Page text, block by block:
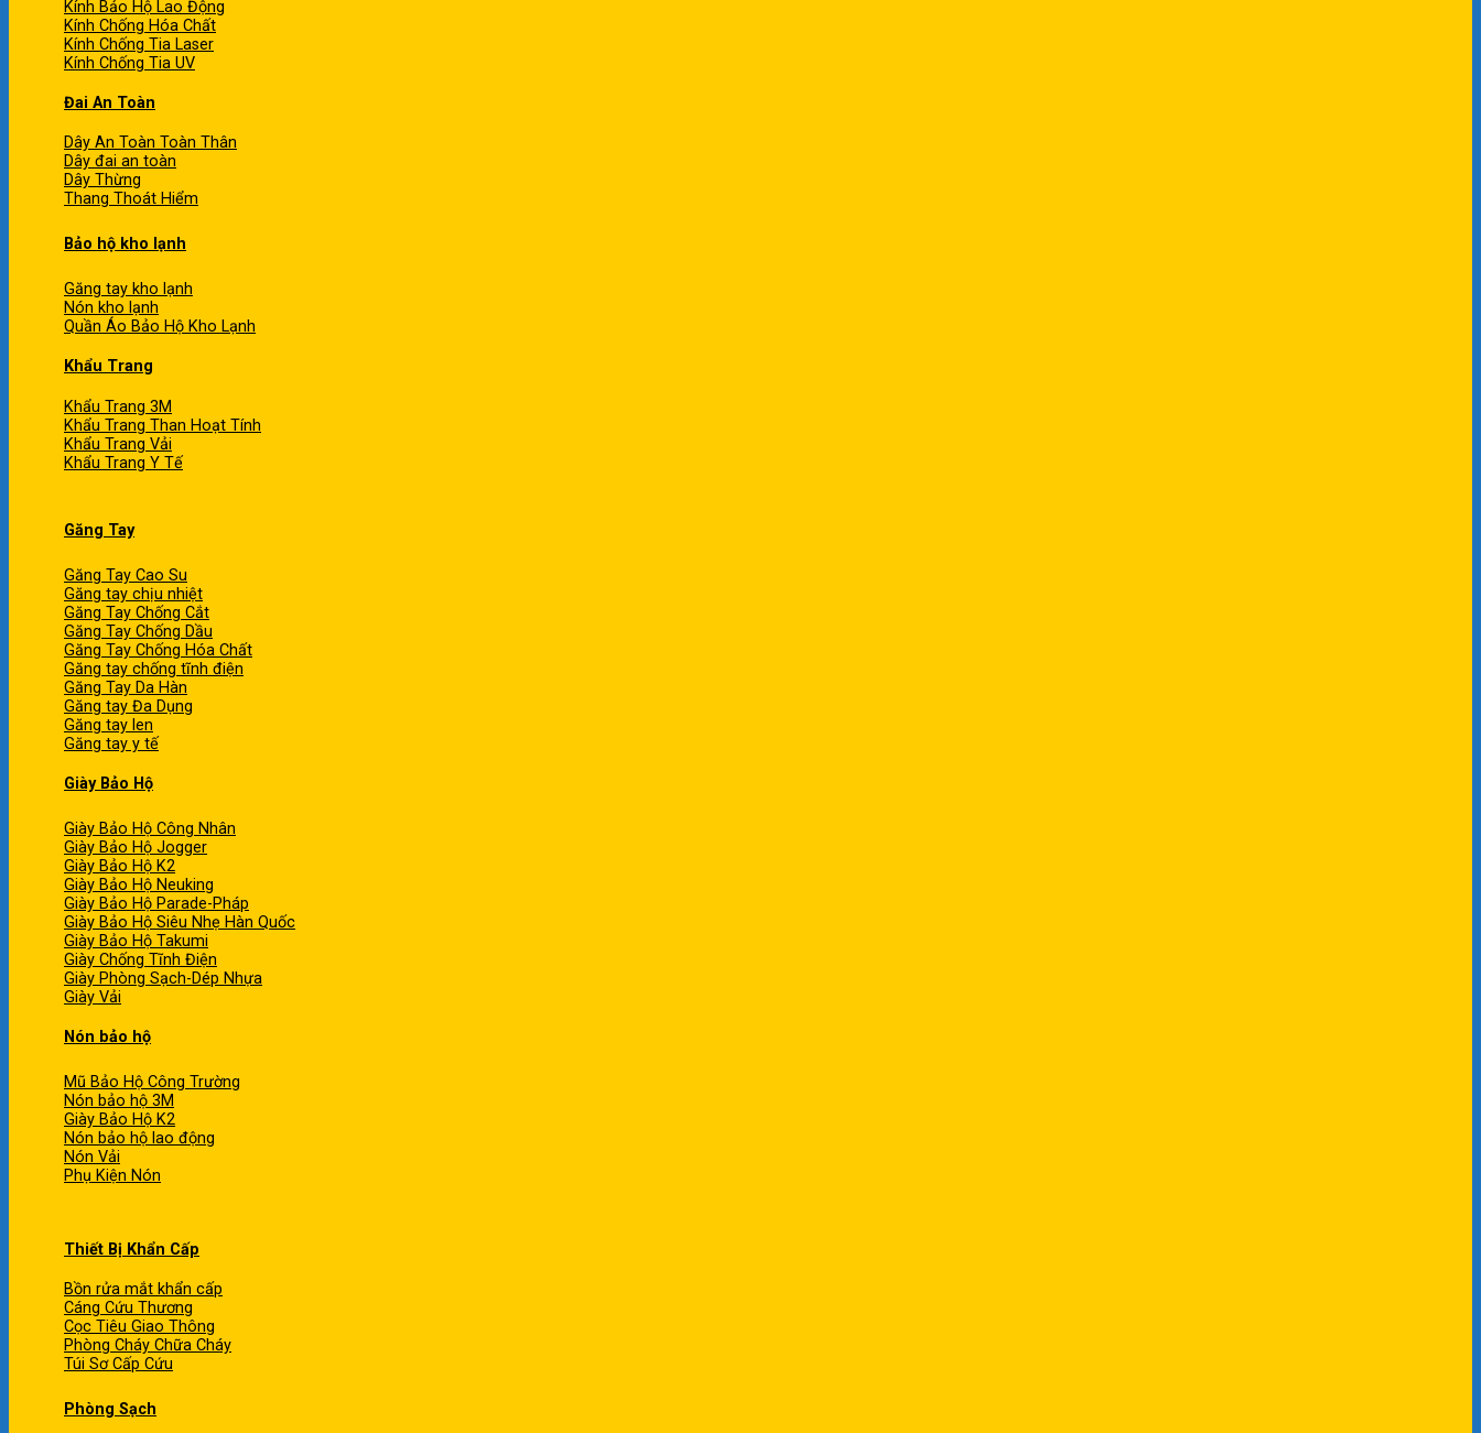
Kính Bảo Hộ Lao Động
Kính Chống Hóa Chất
Kính Chống Tia Laser
Kính Chống Tia UV
Đai An Toàn
Dây An Toàn Toàn Thân
Dây đai an toàn
Dây Thừng
Thang Thoát Hiểm
Bảo hộ kho lạnh
Găng tay kho lạnh
Nón kho lạnh
Quần Áo Bảo Hộ Kho Lạnh
Khẩu Trang
Khẩu Trang 3M
Khẩu Trang Than Hoạt Tính
Khẩu Trang Vải
Khẩu Trang Y Tế
Găng Tay
Găng Tay Cao Su
Găng tay chịu nhiệt
Găng Tay Chống Cắt
Găng Tay Chống Dầu
Găng Tay Chống Hóa Chất
Găng tay chống tĩnh điện
Găng Tay Da Hàn
Găng tay Đa Dụng
Găng tay len
Găng tay y tế
Giày Bảo Hộ
Giày Bảo Hộ Công Nhân
Giày Bảo Hộ Jogger
Giày Bảo Hộ K2
Giày Bảo Hộ Neuking
Giày Bảo Hộ Parade-Pháp
Giày Bảo Hộ Siêu Nhẹ Hàn Quốc
Giày Bảo Hộ Takumi
Giày Chống Tĩnh Điện
Giày Phòng Sạch-Dép Nhựa
Giày Vải
Nón bảo hộ
Mũ Bảo Hộ Công Trường
Nón bảo hộ 3M
Giày Bảo Hộ K2
Nón bảo hộ lao động
Nón Vải
Phụ Kiện Nón
Thiết Bị Khẩn Cấp
Bồn rửa mắt khẩn cấp
Cáng Cứu Thương
Cọc Tiêu Giao Thông
Phòng Cháy Chữa Cháy
Túi Sơ Cấp Cứu
Phòng Sạch